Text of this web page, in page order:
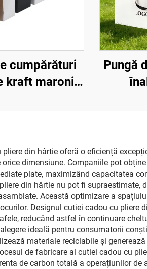
cumpărături
kraft maronie
bucăți
Pungă
pliere din hârtie oferă o eficiență
orice dimensiune. Companiile pot
plate, maximizând capacitatea
din hârtie nu pot fi supraestimate,
Această optimizare a
Designul cutiei cadou cu pliere
reducând astfel în continuare
ideală pentru consumatorii
materiale reciclabile și
de fabricare al cutiei cadou cu
de carbon totală a operațiunilor